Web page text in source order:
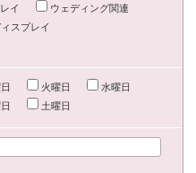
イ
ウェディング関連
スプレイ
火曜日
水曜日
土曜日